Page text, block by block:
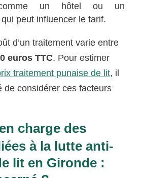
comme un hôtel ou un
peut influencer le tarif.
d’un traitement varie entre
euros TTC. Pour estimer
traitement punaise de lit, il
de considérer ces facteurs
charge des
à la lutte anti-
lit en Gironde :